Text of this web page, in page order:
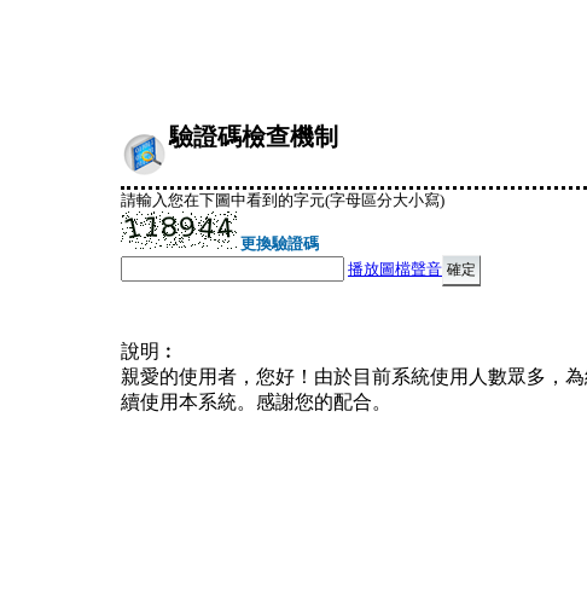
驗證碼檢查機制
請輸入您在下圖中看到的字元(字母區分大小寫)
更換驗證碼
播放圖檔聲音
說明︰
親愛的使用者，您好！由於目前系統使用人數眾多，
續使用本系統。感謝您的配合。